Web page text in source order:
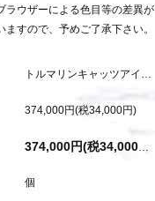
ラウザーによる色目等の差異が
ますので、予めご了承下さい。
トルマリンキャッツアイ（パーティーカラード）：11.875ct（中宝研鑑別書付属）
374,000円(税34,000円)
個